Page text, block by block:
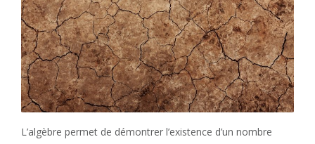
L’algèbre permet de démontrer l’existence d’un nombre